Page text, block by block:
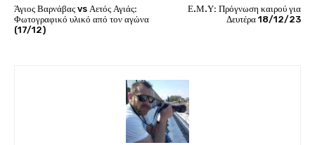
Άγιος Βαρνάβας vs Αετός Αγιάς:
Φωτογραφικό υλικό από τον αγώνα
(17/12)
Ε.Μ.Υ: Πρόγνωση καιρού για
Δευτέρα 18/12/23